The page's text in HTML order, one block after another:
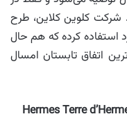
است. شرکت کلوین کلاین، طرح
استفاده کرده که هم حال
اتفاق تابستان امسال
Hermes Terre